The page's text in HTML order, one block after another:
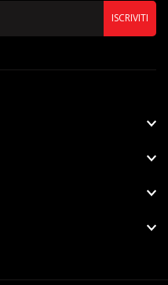
ISCRIVITI